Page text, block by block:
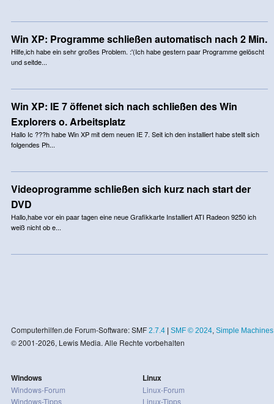
Win XP: Programme schließen automatisch nach 2 Min.
Hilfe,ich habe ein sehr großes Problem. :'(Ich habe gestern paar Programme gelöscht
und seitde...
Win XP: IE 7 öffenet sich nach schließen des Win
Explorers o. Arbeitsplatz
Hallo Ic ???h habe Win XP mit dem neuen IE 7. Seit ich den installiert habe stellt sich
folgendes Ph...
Videoprogramme schließen sich kurz nach start der
DVD
Hallo,habe vor ein paar tagen eine neue Grafikkarte Installiert ATI Radeon 9250 ich
weiß nicht ob e...
Computerhilfen.de Forum-Software: SMF 2.7.4| SMF © 2024, Simple Machines
© 2001-2026, Lewis Media. Alle Rechte vorbehalten
Windows
Windows-Forum
Windows-Tipps
Linux
Linux-Forum
Linux-Tipps